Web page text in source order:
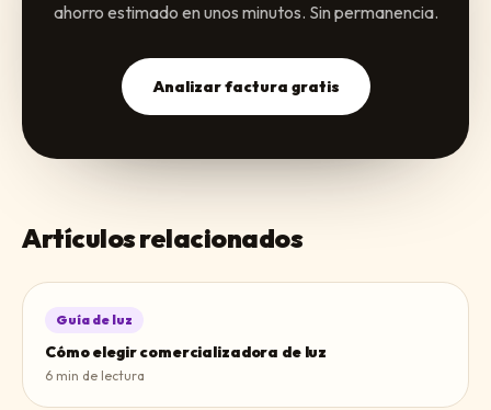
ahorro estimado en unos minutos. Sin permanencia.
Analizar factura gratis
Artículos relacionados
Guía de luz
Cómo elegir comercializadora de luz
6 min de lectura